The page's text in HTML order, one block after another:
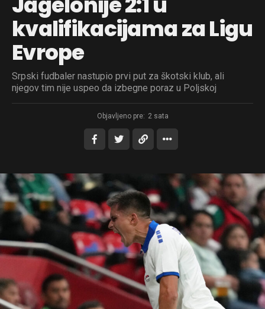
kvalifikacijama za Ligu
Evrope
Srpski fudbaler nastupio prvi put za škotski klub, ali
njegov tim nije uspeo da izbegne poraz u Poljskoj
Objavljeno pre: 2 sata